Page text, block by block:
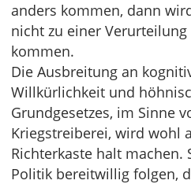
anders kommen, dann
nicht zu einer
kommen.
Die Ausbreitung an
Willkürlichkeit und
Grundgesetzes, im Sinne
Kriegstreiberei, wird wohl
Richterkaste halt machen.
Politik bereitwillig folgen,